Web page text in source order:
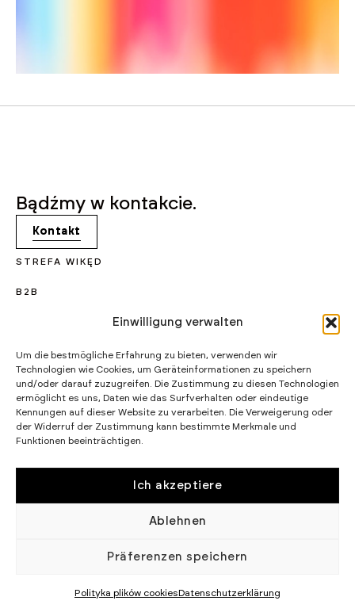
Einwilligung verwalten
Um die bestmögliche Erfahrung zu bieten, verwenden wir
Technologien wie Cookies, um Geräteinformationen zu speichern
und/oder darauf zuzugreifen. Die Zustimmung zu diesen Technologien
ermöglicht es uns, Daten wie das Surfverhalten oder eindeutige
Kennungen auf dieser Website zu verarbeiten. Die Verweigerung oder
der Widerruf der Zustimmung kann bestimmte Merkmale und
Funktionen beeinträchtigen.
Ich akzeptiere
Ablehnen
Präferenzen speichern
Polityka plików cookiesDatenschutzerklärung
Bądźmy w kontakcie.
Kontakt
STREFA WIKĘD
B2B
PROJEKTY UNIJNE
CERTYFIKATY I PROGRAMY
STRATEGIA PODATKOWA
WIKĘD SP. Z O.O.
84-242 LUZINO
© 2002 - 2026 WIKĘD SP. Z O. POLITYKA